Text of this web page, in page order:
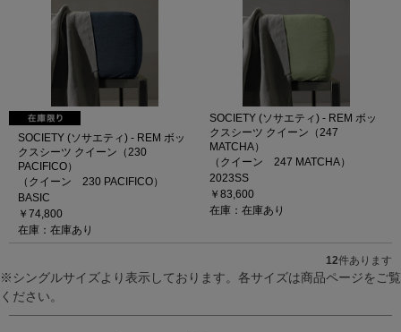
SOCIETY (ソサエティ) - REM ボッ
クスシーツ クイーン（230
PACIFICO）
（クイーン 230 PACIFICO）
BASIC
￥74,800
在庫：在庫あり
SOCIETY (ソサエティ) - REM ボッ
クスシーツ クイーン（247
MATCHA）
（クイーン 247 MATCHA）
2023SS
￥83,600
在庫：在庫あり
12件あります
※シングルサイズより表示しております。各サイズは商品ページをご覧
ください。